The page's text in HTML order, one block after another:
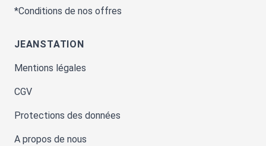
*Conditions de nos offres
JEANSTATION
Mentions légales
CGV
Protections des données
A propos de nous